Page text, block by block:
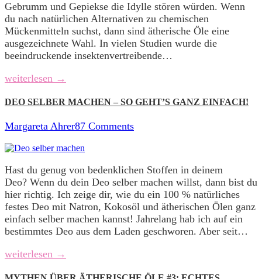
Gebrumm und Gepiekse die Idylle stören würden. Wenn
du nach natürlichen Alternativen zu chemischen
Mückenmitteln suchst, dann sind ätherische Öle eine
ausgezeichnete Wahl. In vielen Studien wurde die
beeindruckende insektenvertreibende…
weiterlesen →
DEO SELBER MACHEN – SO GEHT’S GANZ EINFACH!
Margareta Ahrer87 Comments
Hast du genug von bedenklichen Stoffen in deinem
Deo? Wenn du dein Deo selber machen willst, dann bist du
hier richtig. Ich zeige dir, wie du ein 100 % natürliches
festes Deo mit Natron, Kokosöl und ätherischen Ölen ganz
einfach selber machen kannst! Jahrelang hab ich auf ein
bestimmtes Deo aus dem Laden geschworen. Aber seit…
weiterlesen →